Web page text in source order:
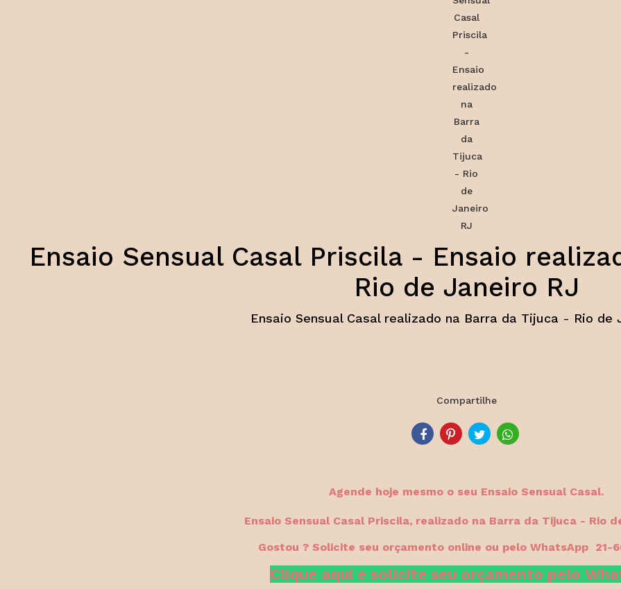
Ensaio Sensual Casal Priscila - Ensaio
Rio de Janeiro RJ
Ensaio Sensual Casal realizado na Barra da Tijuca - Rio de
Compartilhe
Agende hoje mesmo o seu Ensaio Sensual Casal.
Ensaio Sensual Casal Priscila, realizado na Barra da Tijuca - Rio
Gostou ? Solicite seu orçamento online ou pelo WhatsApp 21-
Clique aqui e solicite seu orçamento pelo